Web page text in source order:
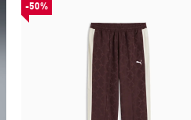
-50%